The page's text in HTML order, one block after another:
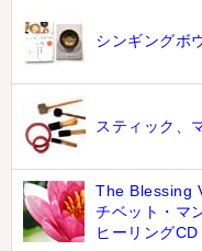
シンギングボ
スティック、
The Blessing
チベット・マ
ヒーリングCD